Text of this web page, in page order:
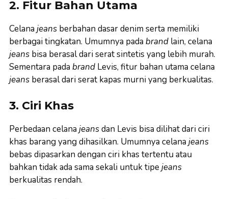
2. Fitur Bahan Utama
Celana jeans berbahan dasar denim serta memiliki
berbagai tingkatan. Umumnya pada brand lain, celana
jeans bisa berasal dari serat sintetis yang lebih murah.
Sementara pada brand Levis, fitur bahan utama celana
jeans berasal dari serat kapas murni yang berkualitas.
3. Ciri Khas
Perbedaan celana jeansdan Levis bisa dilihat dari ciri
khas barang yang dihasilkan. Umumnya celana jeans
bebas dipasarkan dengan ciri khas tertentu atau
bahkan tidak ada sama sekali untuk tipejeans
berkualitas rendah.